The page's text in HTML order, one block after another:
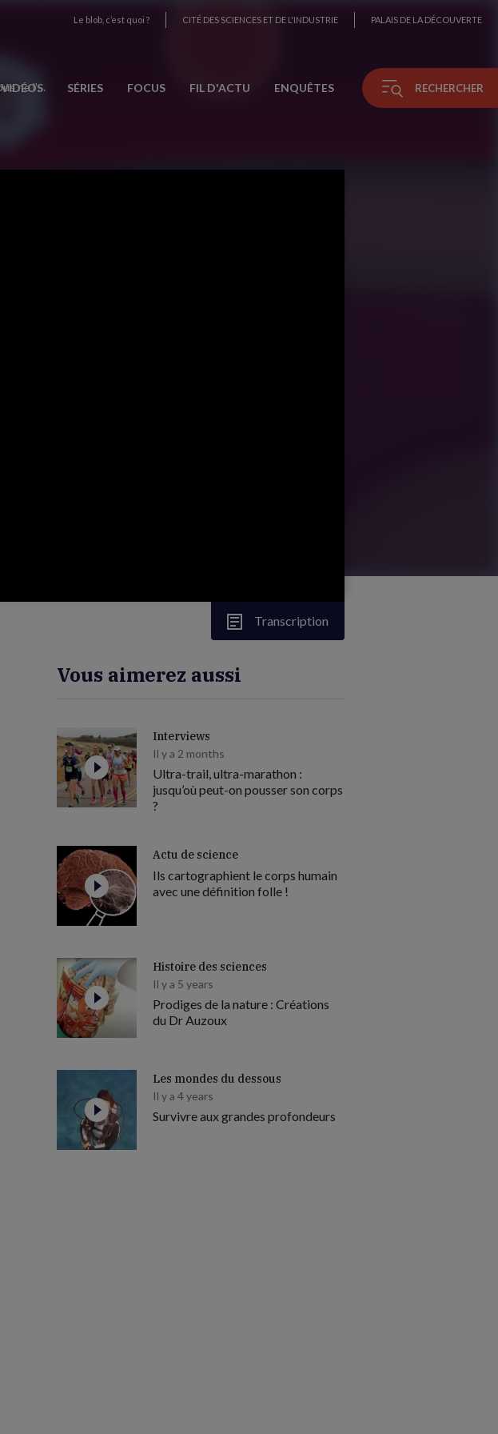
Le blob, c’est quoi ? CITÉ DES SCIENCES ET DE L'INDUSTRIE PALAIS DE LA DÉCOUVERTE
VIDÉOS SÉRIES FOCUS FIL D'ACTU ENQUÊTES RECHERCHER
La respiration cellulaire comme vous ne l'avez jamais vue
Transcription
Vous aimerez aussi
Interviews
Il y a 2 months
Ultra-trail, ultra-marathon :
jusqu’où peut-on pousser son corps
?
Actu de science
Ils cartographient le corps humain
avec une définition folle !
Histoire des sciences
Il y a 5 years
Prodiges de la nature : Créations
du Dr Auzoux
Les mondes du dessous
Il y a 4 years
Survivre aux grandes profondeurs